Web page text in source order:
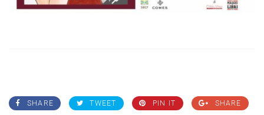
SHARE TWEET PIN IT SHARE